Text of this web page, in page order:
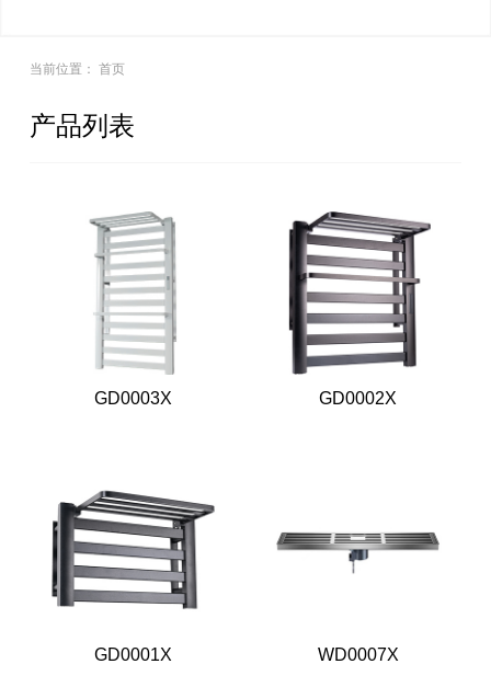
当前位置： 首页
产品列表
GD0003X GD0002X
GD0001X WD0007X